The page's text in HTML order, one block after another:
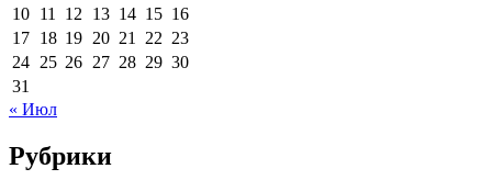
10 11 12 13 14 15 16
17 18 19 20 21 22 23
24 25 26 27 28 29 30
31
« Июл
Рубрики